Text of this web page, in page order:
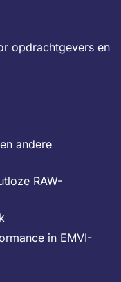
opdrachtgevers en
andere
RAW-
in EMVI-